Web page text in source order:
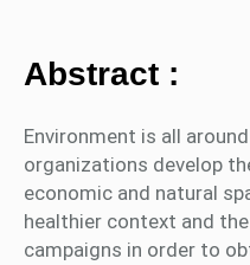
Abstract :
Environment is all
organizations develop
economic and natural
healthier context and
campaigns in order to